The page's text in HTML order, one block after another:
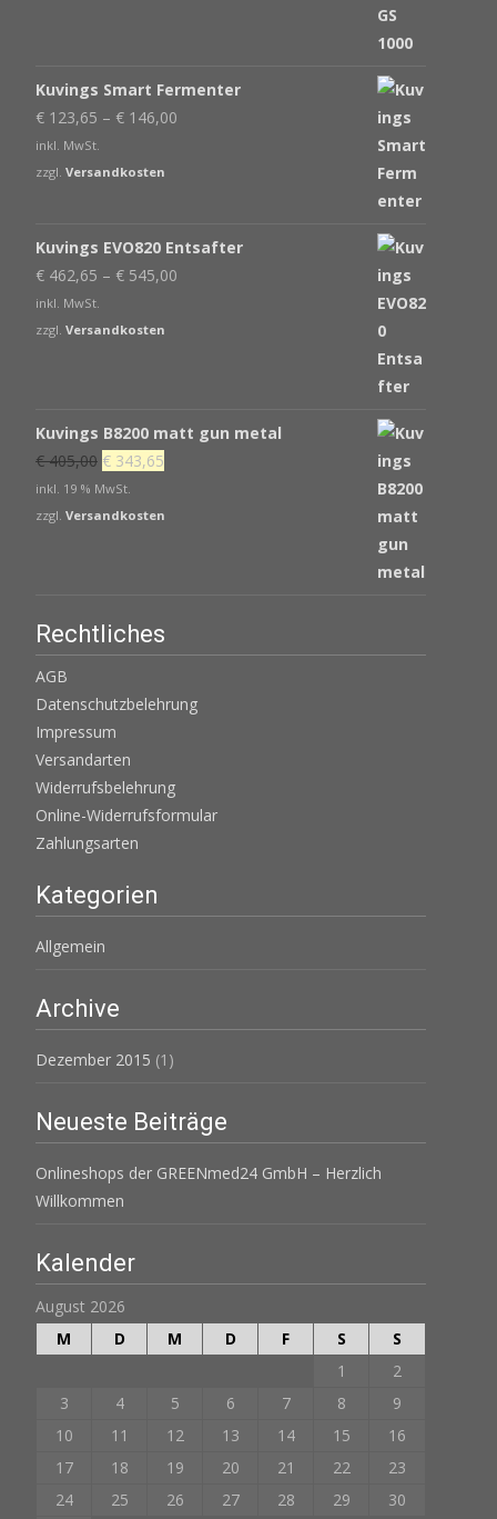
Kuvings Smart Fermenter
€ 123,65 – € 146,00
inkl. MwSt.
zzgl. Versandkosten
Kuvings EVO820 Entsafter
€ 462,65 – € 545,00
inkl. MwSt.
zzgl. Versandkosten
Kuvings B8200 matt gun metal
€405,00 Ursprünglicher
Preis
war:
€ 343,65
ist:
inkl. 19 % MwSt.
zzgl. Versandkosten
Rechtliches
AGB
Datenschutzbelehrung
Impressum
Versandarten
Widerrufsbelehrung
Online-Widerrufsformular
Zahlungsarten
Kategorien
Allgemein
Archive
Dezember 2015 (1)
Neueste Beiträge
Onlineshops der GREENmed24 GmbH – Herzlich
Willkommen
Kalender
August 2026
M
D M D F S
S
1
2
3
4 5 6 7 8
9
10
11 12 13 14 15
16
17
18 19 20 21 22
23
24
25 26 27 28 29 30